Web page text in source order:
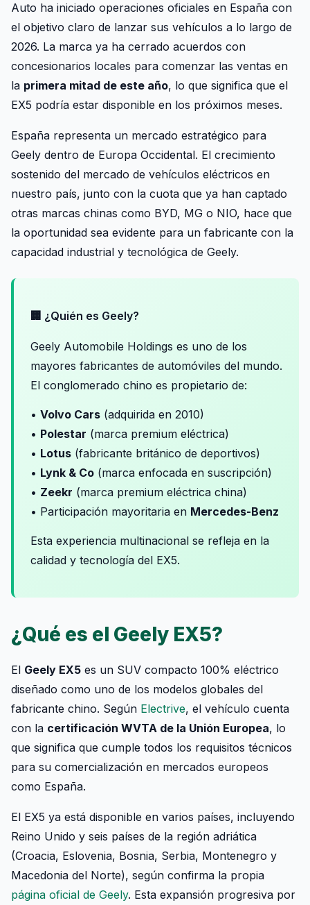
Auto ha iniciado operaciones oficiales en España con
el objetivo claro de lanzar sus vehículos a lo largo de
2026. La marca ya ha cerrado acuerdos con
concesionarios locales para comenzar las ventas en
la primera mitad de este año, lo que significa que el
EX5 podría estar disponible en los próximos meses.
España representa un mercado estratégico para
Geely dentro de Europa Occidental. El crecimiento
sostenido del mercado de vehículos eléctricos en
nuestro país, junto con la cuota que ya han captado
otras marcas chinas como BYD, MG o NIO, hace que
la oportunidad sea evidente para un fabricante con la
capacidad industrial y tecnológica de Geely.
🏢 ¿Quién es Geely?
Geely Automobile Holdings es uno de los
mayores fabricantes de automóviles del mundo.
El conglomerado chino es propietario de:
• Volvo Cars (adquirida en 2010)
• Polestar (marca premium eléctrica)
• Lotus (fabricante británico de deportivos)
• Lynk & Co (marca enfocada en suscripción)
• Zeekr (marca premium eléctrica china)
• Participación mayoritaria en Mercedes-Benz
Esta experiencia multinacional se refleja en la
calidad y tecnología del EX5.
¿Qué es el Geely EX5?
El Geely EX5 es un SUV compacto 100% eléctrico
diseñado como uno de los modelos globales del
fabricante chino. Según Electrive, el vehículo cuenta
con la certificación WVTA de la Unión Europea, lo
que significa que cumple todos los requisitos técnicos
para su comercialización en mercados europeos
como España.
El EX5 ya está disponible en varios países, incluyendo
Reino Unido y seis países de la región adriática
(Croacia, Eslovenia, Bosnia, Serbia, Montenegro y
Macedonia del Norte), según confirma la propia
página oficial de Geely. Esta expansión progresiva por